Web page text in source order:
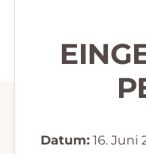
Datum:16. Juni